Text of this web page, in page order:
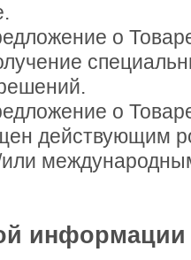
о
о
действующим
или
информации